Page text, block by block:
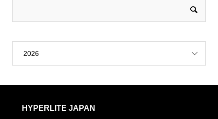
2026
HYPERLITE JAPAN